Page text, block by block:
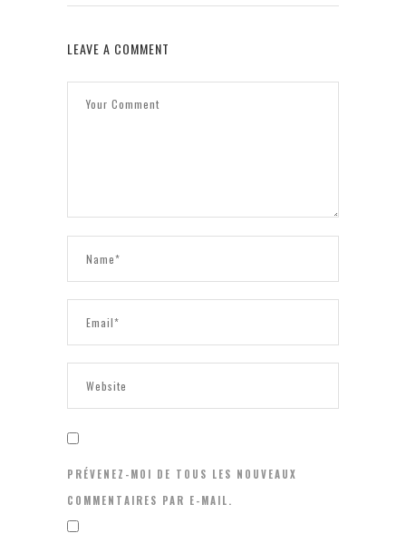
LEAVE A COMMENT
PRÉVENEZ-MOI DE TOUS LES NOUVEAUX
COMMENTAIRES PAR E-MAIL.